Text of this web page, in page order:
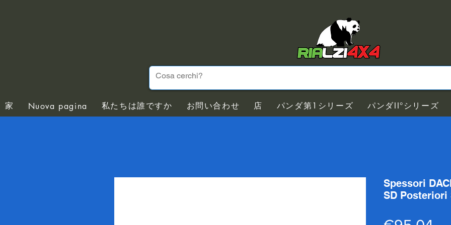
家 Nuova pagina 私たちは誰ですか お問い合わせ 店 パンダ第1シリーズ パンダII°シリーズ
Spessori
SD Posteriori